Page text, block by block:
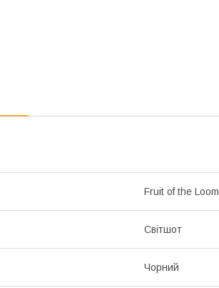
Fruit of the Loom
Світшот
Чорний